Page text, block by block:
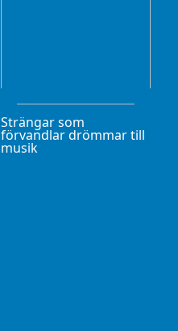
Strängar som
förvandlar drömmar till
musik